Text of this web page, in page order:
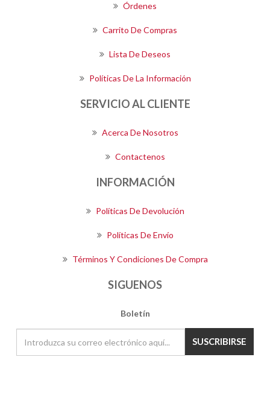
Órdenes
Carrito De Compras
Lista De Deseos
Políticas De La Información
SERVICIO AL CLIENTE
Acerca De Nosotros
Contactenos
INFORMACIÓN
Políticas De Devolución
Políticas De Envío
Términos Y Condiciones De Compra
SIGUENOS
Boletín
SUSCRIBIRSE